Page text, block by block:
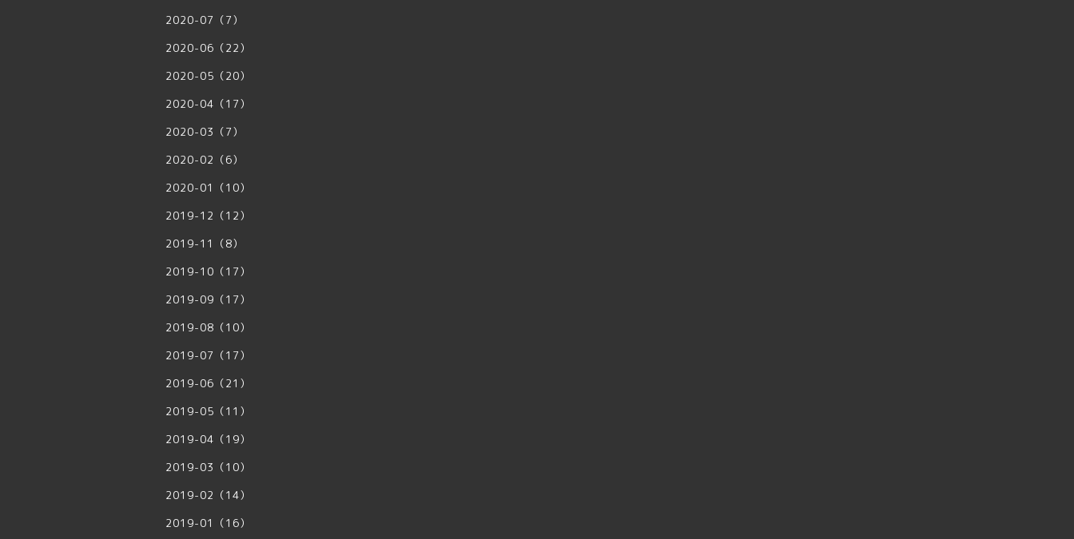
2020-07（7）
2020-06（22）
2020-05（20）
2020-04（17）
2020-03（7）
2020-02（6）
2020-01（10）
2019-12（12）
2019-11（8）
2019-10（17）
2019-09（17）
2019-08（10）
2019-07（17）
2019-06（21）
2019-05（11）
2019-04（19）
2019-03（10）
2019-02（14）
2019-01（16）